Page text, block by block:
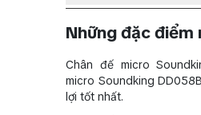
Những đặc
Chân đế micro
micro Soundking
lợi tốt nhất.